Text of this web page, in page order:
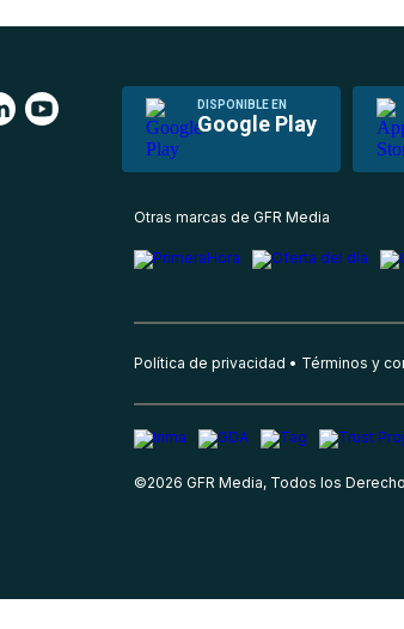
DISPONIBLE EN
Google Play
Otras marcas de GFR Media
Política de privacidad Términos y
©2026 GFR Media, Todos los